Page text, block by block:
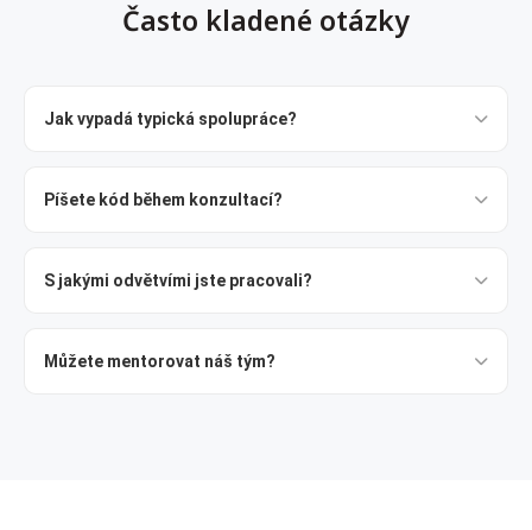
Často kladené otázky
Jak vypadá typická spolupráce?
Píšete kód během konzultací?
S jakými odvětvími jste pracovali?
Můžete mentorovat náš tým?